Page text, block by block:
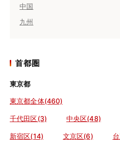
中国
九州
首都圏
東京都
東京都全体(460)
千代田区(3) 中央区(48)
新宿区(14) 文京区(6)